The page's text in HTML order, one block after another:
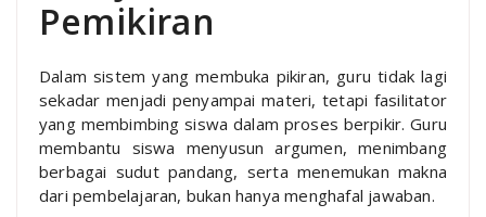
Pemikiran
Dalam sistem yang membuka pikiran, guru tidak lagi
sekadar menjadi penyampai materi, tetapi fasilitator
yang membimbing siswa dalam proses berpikir. Guru
membantu siswa menyusun argumen, menimbang
berbagai sudut pandang, serta menemukan makna
dari pembelajaran, bukan hanya menghafal jawaban.